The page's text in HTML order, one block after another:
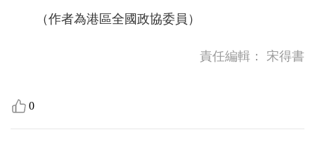
（作者為港區全國政協委員）
責任編輯： 宋得書
0